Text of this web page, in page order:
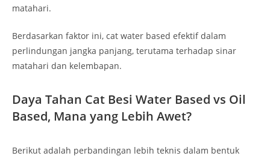
matahari.
Berdasarkan faktor ini, cat water based efektif dalam
perlindungan jangka panjang, terutama terhadap sinar
matahari dan kelembapan.
Daya Tahan Cat Besi Water Based vs Oil
Based, Mana yang Lebih Awet?
Berikut adalah perbandingan lebih teknis dalam bentuk